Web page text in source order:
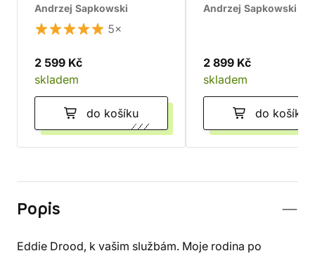
Andrzej Sapkowski
5×
2 599 Kč
skladem
do košíku
Chrám
Andrzej Sapkowski
2 899 Kč
skladem
do košíku
Popis
Eddie Drood, k vašim službám. Moje rodina po